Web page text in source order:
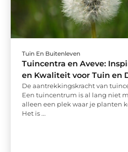
Tuin En Buitenleven
Tuincentra en Aveve:
en Kwaliteit voor Tuin en
De aantrekkingskracht van
Een tuincentrum is al lang niet
alleen een plek waar je planten
Het is ...